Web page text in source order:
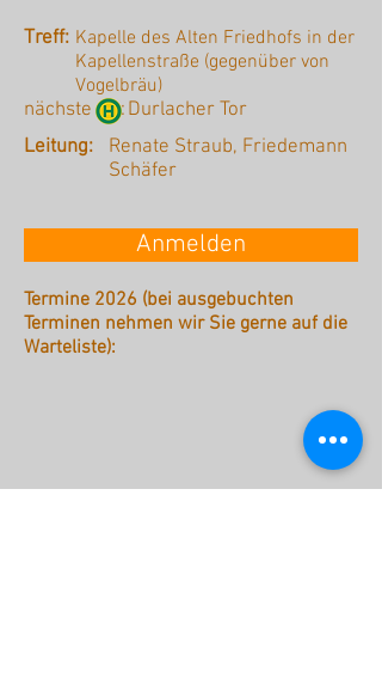
Treff: Kapelle des Alten Friedhofs in der
Kapellenstraße (gegenüber von
Vogelbräu)
nächste : Durlacher Tor
Leitung:
Renate Straub, Friedemann
Schäfer
Anmelden
Termine 2026 (bei ausgebuchten
Terminen nehmen wir Sie gerne auf die
Warteliste):